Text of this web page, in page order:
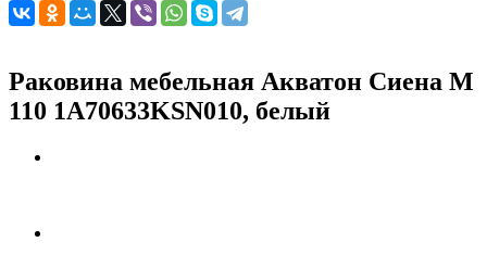
Раковина мебельная Акватон Сиена М
110 1A70633KSN010, белый